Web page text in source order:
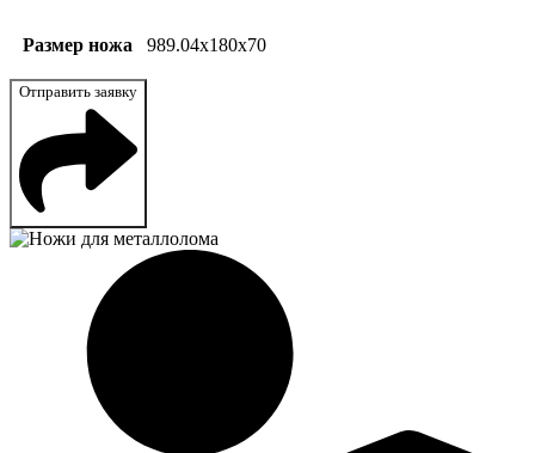
Размер ножа 989.04x180x70
Отправить заявку